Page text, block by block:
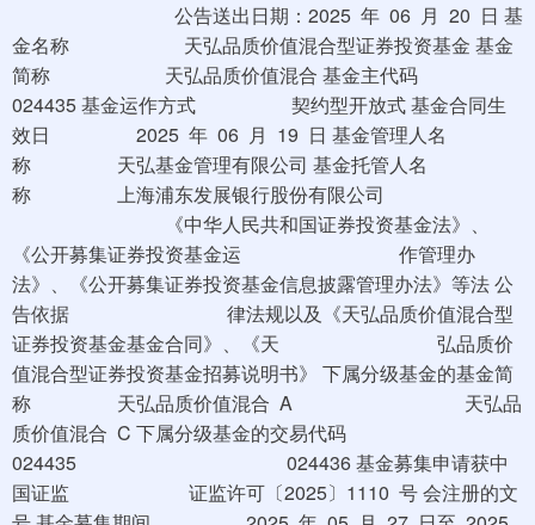
公告送出日期：2025 年 06 月 20 日 基
金名称 天弘品质价值混合型证券投资基金 基金
简称 天弘品质价值混合 基金主代码
024435 基金运作方式 契约型开放式 基金合同生
效日 2025 年 06 月 19 日 基金管理人名
称 天弘基金管理有限公司 基金托管人名
称 上海浦东发展银行股份有限公司
《中华人民共和国证券投资基金法》、
《公开募集证券投资基金运 作管理办
法》、《公开募集证券投资基金信息披露管理办法》等法 公
告依据 律法规以及《天弘品质价值混合型
证券投资基金基金合同》、《天 弘品质价
值混合型证券投资基金招募说明书》 下属分级基金的基金简
称 天弘品质价值混合 A 天弘品
质价值混合 C 下属分级基金的交易代码
024435 024436 基金募集申请获中
国证监 证监许可〔2025〕1110 号 会注册的文